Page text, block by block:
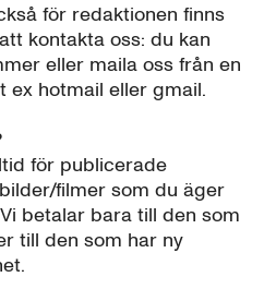
för redaktionen finns
kontakta oss: du kan
eller maila oss från en
ex hotmail eller gmail.
för publicerade
filmer som du äger
betalar bara till den som
till den som har ny